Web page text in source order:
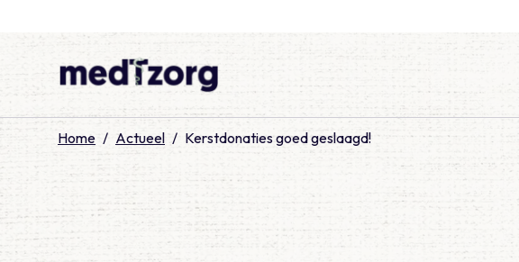
Home / Actueel / Kerstdonaties goed geslaagd!